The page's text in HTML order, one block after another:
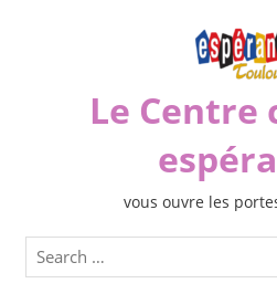
Le
vous ouvre les